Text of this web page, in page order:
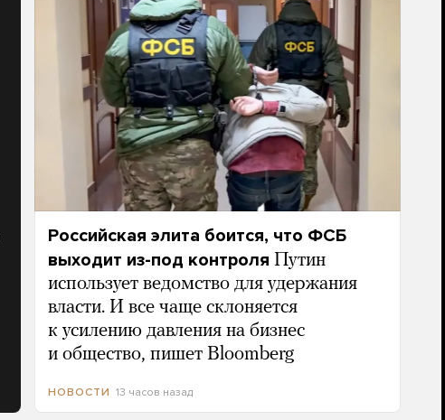
Российская элита боится, что ФСБ
выходит из-под контроля Путин
использует ведомство для удержания
власти. И все чаще склоняется
к усилению давления на бизнес
и общество, пишет Bloomberg
НОВОСТИ 13 часов назад